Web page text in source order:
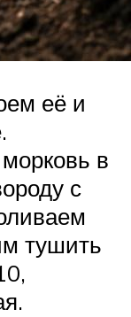
её и
в
с
тушить